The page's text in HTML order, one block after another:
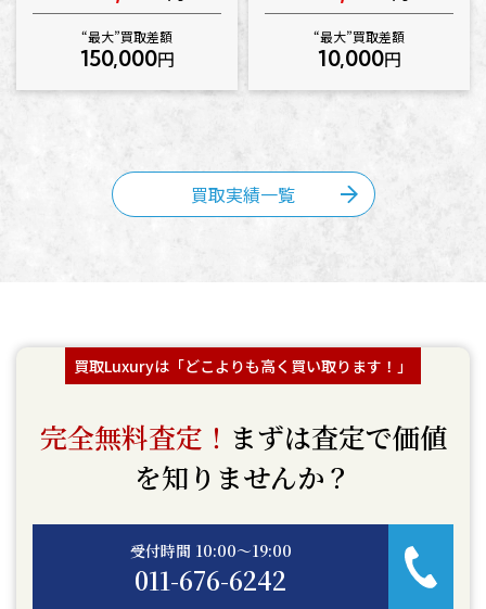
“最大”買取差額
150,000円
“最大”買取差額
10,000円
買取実績一覧
買取Luxuryは「どこよりも高く買い取ります！」
完全無料査定！ まずは査定で価値
を知りませんか？
受付時間 10:00〜19:00
011-676-6242